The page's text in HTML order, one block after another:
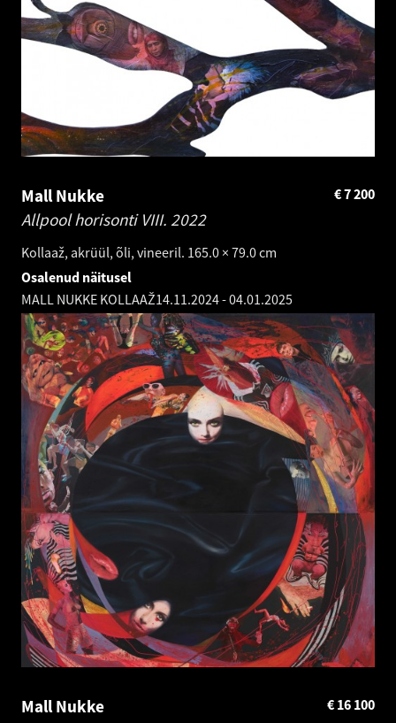
Mall Nukke
Allpool horisonti VIII. 2022
Kollaaž, akrüül, õli, vineeril. 165.0 × 79.0 cm
7 200
€
Osalenud näitusel
MALL NUKKE KOLLAAŽ14.11.2024-04.01.2025
Mall Nukke
16 100
€